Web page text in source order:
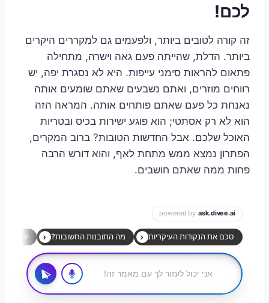
לכם!
זה קורה לטובים ביותר, ולפעמים גם למקררים היקרים
ביותר. הדלת, שהייתה פעם גאה וישרה, מתחילה
פתאום להראות סימני עייפות. היא לא נסגרת יפה, יש
רווחים מוזרים, ואתם נשבעים שאתם שומעים אותה
נאנחת כל פעם שאתם פותחים אותה. המראה הזה
הוא לא רק אסתטי; הוא פוגע ישירות בכיס ובטריות
האוכל שלכם. אבל החדשות הטובות? ברוב המקרים,
הפתרון נמצא ממש מתחת לאף, והוא דורש הרבה
פחות ממה שאתם חושבים.